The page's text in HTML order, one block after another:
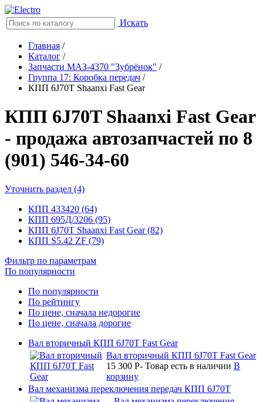
Искать
Главная /
Каталог /
Запчасти МАЗ-4370 "Зубрёнок" /
Группа 17: Коробка передач /
КПП 6J70T Shaanxi Fast Gear
КПП 6J70T Shaanxi Fast Gear
- продажа автозапчастей по 8
(901) 546-34-60
Уточнить раздел (4)
КПП 433420 (64)
КПП 695Д/3206 (95)
КПП 6J70T Shaanxi Fast Gear (82)
КПП S5.42 ZF (79)
Фильтр по параметрам
По популярности
По популярности
По рейтингу
По цене, сначала недорогие
По цене, сначала дорогие
Вал вторичный КПП 6J70T Fast Gear
Вал вторичный КПП 6J70T Fast Gear
15 300 P- Товар есть в наличии В
корзину
Вал механизма переключения передач КПП 6J70T